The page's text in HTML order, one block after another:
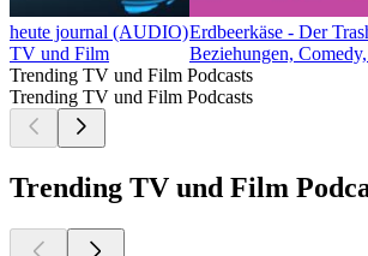
heute journal (AUDIO)
TV und Film
Erdbeerkäse - Der
Beziehungen,
Trending TV und Film Podcasts
Trending TV und Film Podcasts
Trending TV und Film